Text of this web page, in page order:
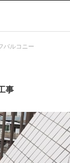
バルコニー
事